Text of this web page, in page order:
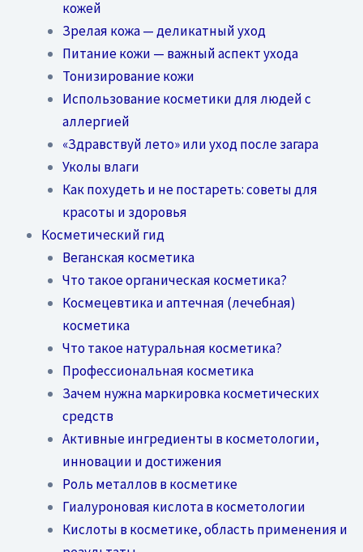
кожей
Зрелая кожа — деликатный уход
Питание кожи — важный аспект ухода
Тонизирование кожи
Использование косметики для людей с
аллергией
«Здравствуй лето» или уход после загара
Уколы влаги
Как похудеть и не постареть: советы для
красоты и здоровья
Косметический гид
Веганская косметика
Что такое органическая косметика?
Космецевтика и аптечная (лечебная)
косметика
Что такое натуральная косметика?
Профессиональная косметика
Зачем нужна маркировка косметических
средств
Активные ингредиенты в косметологии,
инновации и достижения
Роль металлов в косметике
Гиалуроновая кислота в косметологии
Кислоты в косметике, область применения и